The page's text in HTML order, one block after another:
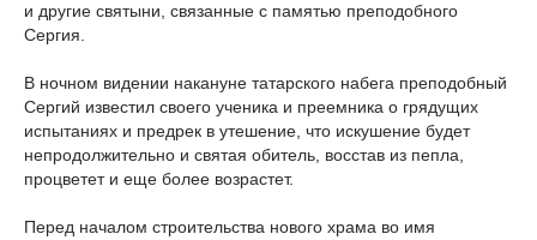
и другие святыни, связанные с памятью преподобного
Сергия.
В ночном видении накануне татарского набега преподобный
Сергий известил своего ученика и преемника о грядущих
испытаниях и предрек в утешение, что искушение будет
непродолжительно и святая обитель, восстав из пепла,
процветет и еще более возрастет.
Перед началом строительства нового храма во имя